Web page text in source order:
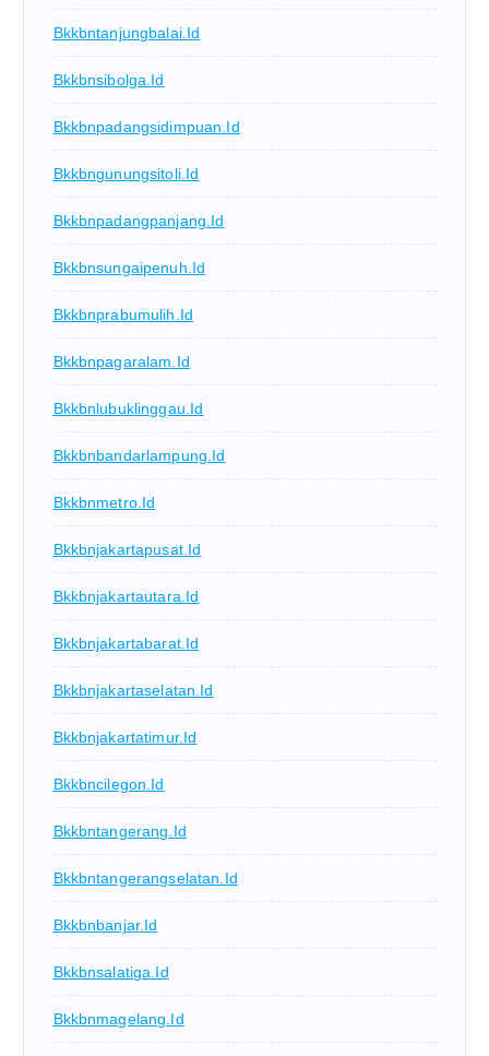
Bkkbntanjungbalai.id
Bkkbnsibolga.id
Bkkbnpadangsidimpuan.id
Bkkbngunungsitoli.id
Bkkbnpadangpanjang.id
Bkkbnsungaipenuh.id
Bkkbnprabumulih.id
Bkkbnpagaralam.id
Bkkbnlubuklinggau.id
Bkkbnbandarlampung.id
Bkkbnmetro.id
Bkkbnjakartapusat.id
Bkkbnjakartautara.id
Bkkbnjakartabarat.id
Bkkbnjakartaselatan.id
Bkkbnjakartatimur.id
Bkkbncilegon.id
Bkkbntangerang.id
Bkkbntangerangselatan.id
Bkkbnbanjar.id
Bkkbnsalatiga.id
Bkkbnmagelang.id